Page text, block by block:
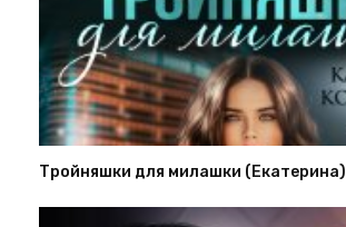
Тройняшки для милашки (Екатерина)